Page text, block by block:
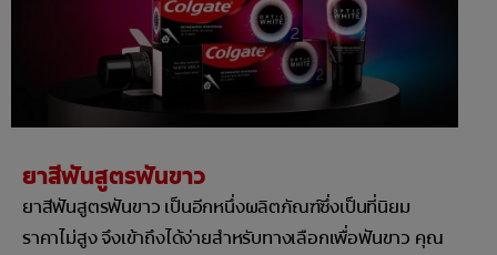
ยาสีฟันสูตรฟันขาว
ยาสีฟันสูตรฟันขาว เป็นอีกหนึ่งผลิตภัณฑ์ซึ่งเป็นที่นิยม
ราคาไม่สูง จึงเข้าถึงได้ง่ายสำหรับทางเลือกเพื่อฟันขาว คุณ